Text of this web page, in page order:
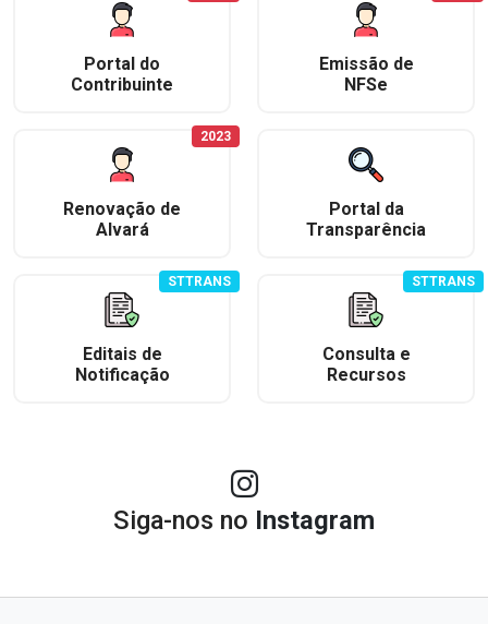
Portal do
Contribuinte
Emissão de
NFSe
Renovação de
Alvará
2023
Portal da
Transparência
Editais de
Notificação
STTRANS
Consulta e
Recursos
STTRANS
Siga-nos no Instagram